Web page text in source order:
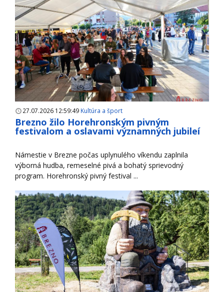
27.07.2026 12:59:49 Kultúra a šport
Brezno žilo Horehronským pivným
festivalom a oslavami významných jubileí
Námestie v Brezne počas uplynulého víkendu zaplnila
výborná hudba, remeselné pivá a bohatý sprievodný
program. Horehronský pivný festival ...